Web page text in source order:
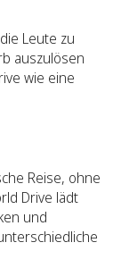
Leute zu
auszulösen
wie eine
Reise, ohne
Drive lädt
und